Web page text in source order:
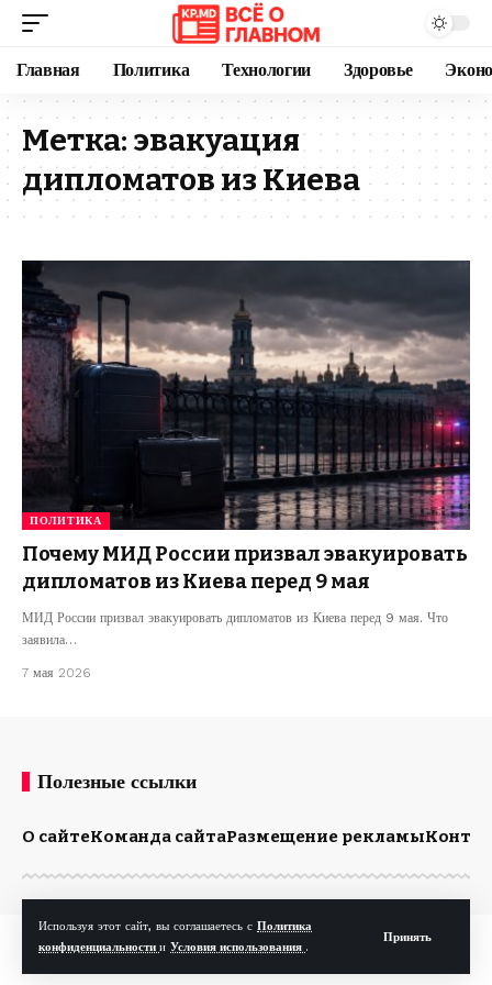
Используя этот сайт, вы соглашаетесь с Политика
конфиденциальности и Условия использования .
Принять
Главная Политика Технологии Здоровье
Метка: эвакуация
дипломатов из Киева
ПОЛИТИКА
Почему МИД России призвал эвакуировать
дипломатов из Киева перед 9 мая
МИД России призвал эвакуировать дипломатов из Киева перед 9 мая. Что
заявила…
7 мая 2026
Полезные ссылки
О сайтеКоманда сайтаРазмещение рекламы
© Kp.md. Все права защищены.